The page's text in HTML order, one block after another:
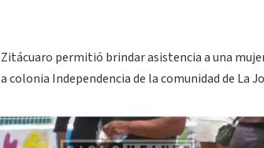
permitió brindar asistencia a una
Independencia de la comunidad de La